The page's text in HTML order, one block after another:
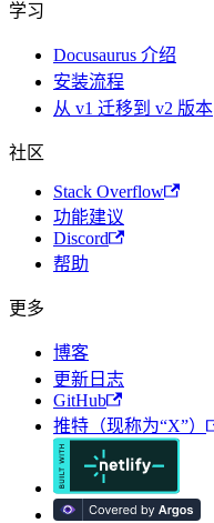
学习
Docusaurus 介绍
安装流程
从 v1 迁移到 v2 版本
社区
Stack Overflow
功能建议
Discord
帮助
更多
博客
更新日志
GitHub
推特（现称为“X”）